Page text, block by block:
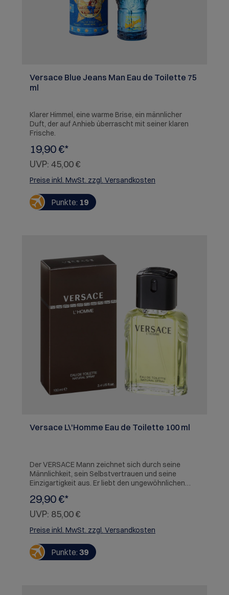
Versace Blue Jeans Man Eau de Toilette 75
ml
Klarer Himmel, eine warme Brise, ein männlicher
Duft, der auf Anhieb überrascht mit seiner klaren
Frische.
19,90 €*
UVP: 45,00 €
Preise inkl. MwSt. zzgl. Versandkosten
Punkte: 19
Versace L\'Homme Eau de Toilette 100 ml
Der VERSACE Mann zeichnet sich durch seine
Männlichkeit, sein Selbstvertrauen und seine
Einzigartigkeit aus. Er liebt den ungewöhnlichen
sein Eau de Toilette charakterisiert: Frische und
Originalität. Die fruchtige Kopfnote von
Mandarinen, Grapefruit, Zitrone und Bergamotte
verschmilzt in der Herznote mit einem sinnlichen
Ylang. Unterstrichen wird das ganze von einer
würzigen Basisnote aus Vetiver, Eichenmoss,
29,90 €*
UVP: 85,00 €
Preise inkl. MwSt. zzgl. Versandkosten
Punkte: 39